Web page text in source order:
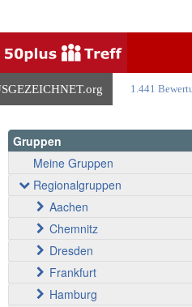
.org 1.441
Gruppen
Meine Gruppen
Regionalgruppen
Aachen
Chemnitz
Dresden
Frankfurt
Hamburg